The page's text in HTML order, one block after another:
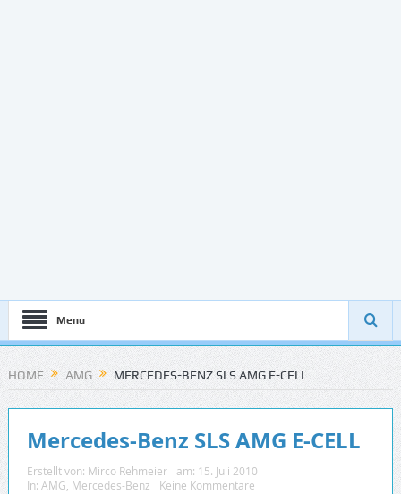
Menu
HOME AMG MERCEDES-BENZ SLS AMG E-CELL
Mercedes-Benz SLS AMG E-CELL
Erstellt von: Mirco Rehmeier am: 15. Juli 2010
In: AMG Mercedes-Benz Keine Kommentare